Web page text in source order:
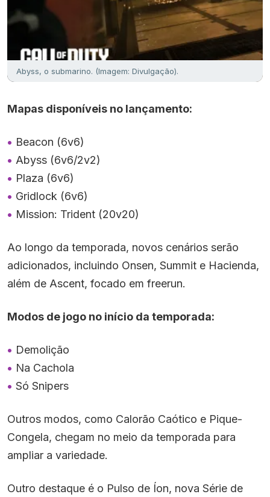
Abyss, o submarino. (Imagem: Divulgação).
Mapas disponíveis no lançamento:
Beacon (6v6)
Abyss (6v6/2v2)
Plaza (6v6)
Gridlock (6v6)
Mission: Trident (20v20)
Ao longo da temporada, novos cenários serão
adicionados, incluindo Onsen, Summit e Hacienda,
além de Ascent, focado em freerun.
Modos de jogo no início da temporada:
Demolição
Na Cachola
Só Snipers
Outros modos, como Calorão Caótico e Pique-
Congela, chegam no meio da temporada para
ampliar a variedade.
Outro destaque é o Pulso de Íon, nova Série de